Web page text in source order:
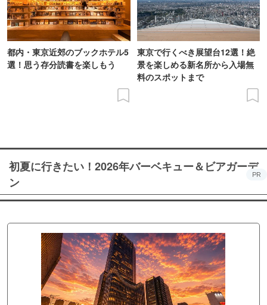
都内・東京近郊のブックホテル5
選！思う存分読書を楽しもう
東京で行くべき展望台12選！絶
景を楽しめる新名所から入場無
料のスポットまで
初夏に行きたい！2026年バーベキュー＆ビアガーデ
ン
PR